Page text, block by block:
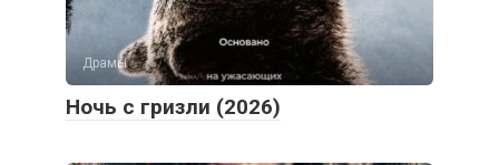
Драмы
Ночь с гризли (2026)